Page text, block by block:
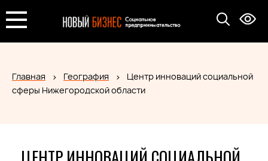
Главная География
Центр инноваций социальной
сферы Нижегородской области